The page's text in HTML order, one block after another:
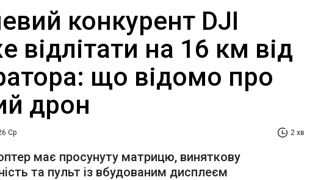
конкурент DJI
відлітати на 16 км від
що відомо про
дрон
Ср 2 хв
має просунуту матрицю, виняткову
та пульт із вбудованим дисплеєм